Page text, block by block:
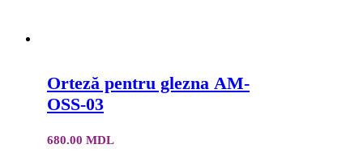
Orteză pentru glezna AM-
OSS-03
680.00 MDL